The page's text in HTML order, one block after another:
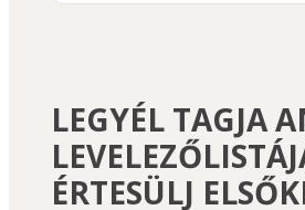
LEGYÉL TAGJA
ÉRTESÜLJ